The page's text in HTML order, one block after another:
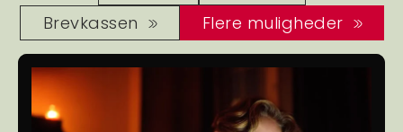
Brevkassen
Flere muligheder